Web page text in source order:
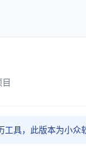
具，此版本为小众